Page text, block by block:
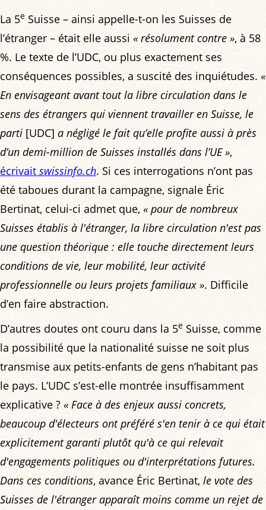
La 5e Suisse – ainsi appelle-t-on les Suisses de
l’étranger – était elle aussi « résolument contre », à 58
%. Le texte de l’UDC, ou plus exactement ses
conséquences possibles, a suscité des inquiétudes. «
En envisageant avant tout la libre circulation dans le
sens des étrangers qui viennent travailler en Suisse, le
parti [UDC] a négligé le fait qu’elle profite aussi à près
d’un demi-million de Suisses installés dans l’UE »,
écrivait swissinfo.ch. Si ces interrogations n’ont pas
été taboues durant la campagne, signale Éric
Bertinat, celui-ci admet que, « pour de nombreux
Suisses établis à l'étranger, la libre circulation n'est pas
une question théorique : elle touche directement leurs
conditions de vie, leur mobilité, leur activité
professionnelle ou leurs projets familiaux ». Difficile
d’en faire abstraction.
D’autres doutes ont couru dans la 5e Suisse, comme
la possibilité que la nationalité suisse ne soit plus
transmise aux petits-enfants de gens n’habitant pas
le pays. L’UDC s’est-elle montrée insuffisamment
explicative ? « Face à des enjeux aussi concrets,
beaucoup d'électeurs ont préféré s'en tenir à ce qui était
explicitement garanti plutôt qu'à ce qui relevait
d'engagements politiques ou d'interprétations futures.
Dans ces conditions, avance Éric Bertinat, le vote des
Suisses de l'étranger apparaît moins comme un rejet de